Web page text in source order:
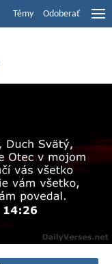
Témy Odoberať